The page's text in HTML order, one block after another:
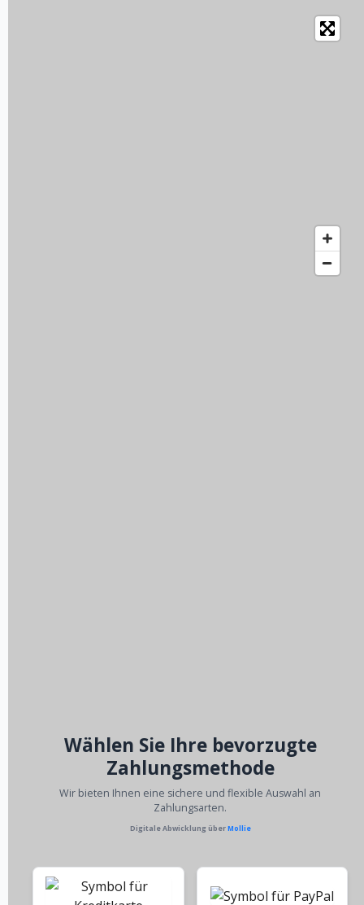
Wählen Sie Ihre bevorzugte
Zahlungsmethode
Wir bieten Ihnen eine sichere und flexible Auswahl an
Zahlungsarten.
Digitale Abwicklung überMollie